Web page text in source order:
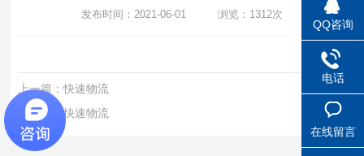
发布时间：2021-06-01 浏览：1312次
上一篇：快速物流
下一篇： 快速物流
QQ咨询
电话
在线留言